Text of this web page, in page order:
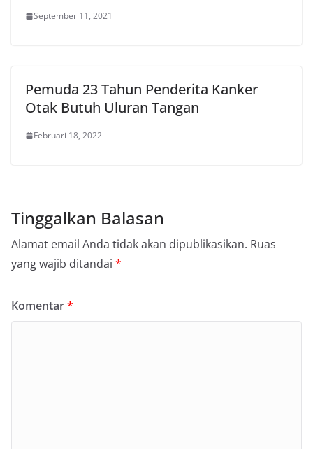
September 11, 2021
Pemuda 23 Tahun Penderita Kanker
Otak Butuh Uluran Tangan
Februari 18, 2022
Tinggalkan Balasan
Alamat email Anda tidak akan dipublikasikan. Ruas
yang wajib ditandai *
Komentar*